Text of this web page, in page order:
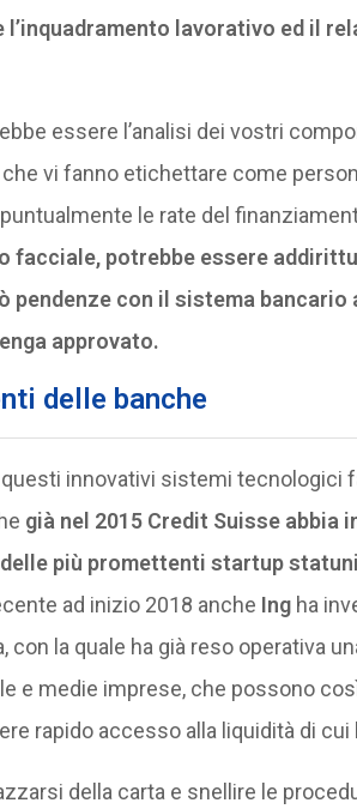
l’inquadramento lavorativo ed il
essere l’analisi dei vostri
vi fanno etichettare come
le rate del
facciale, potrebbe essere
pendenze con il sistema
approvato.
delle banche
innovativi sistemi tecnologici
già nel 2015 Credit Suisse
delle più promettenti startup
ad inizio 2018 anche Ingha
con la quale ha già reso operativa
e medie imprese, che possono
rapido accesso alla liquidità di cui
della carta e snellire le